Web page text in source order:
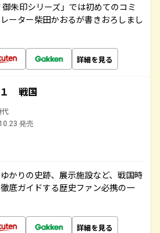
朱印シリーズ」では初めてのコミ
ーター柴田かおるが書きおろしまし
詳細を見る
戦国
発売
かりの史跡、展示施設など、戦国時
底ガイドする歴史ファン必携の一
詳細を見る